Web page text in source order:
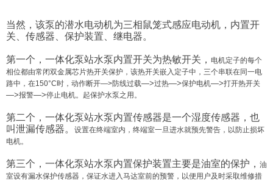
当然，该泵的潜水电动机为三相鼠笼式感应电动机，内置开
关、传感器、保护装置、继电器。
第一个，一体化泵站水泵内置开关为热敏开关， 电机定子的每个
相位都由常闭双金属芯片热开关保护，该热开关嵌入定子中，三个串联在同一电
路中，在150°C时，动作断开—>防线过载—>过热—>保护电机—>打开热开关
—>报警—>停止电机。起保护水泵之用。
第二个，一体化泵站水泵内置传感器是一个湿度传感器，也
叫泄漏传感器。
设置在终端室内，终端室一旦进水就预先警告，以防止损坏
电机。
第三个，一体化泵站水泵内置保护装置主要是油室的保护， 油
室设有漏水保护传感器，保证水进入马达室前的预警，以便用户及时采取维修措